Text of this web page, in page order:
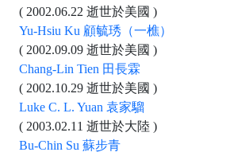
( 2002.06.22 逝世於美國 )
Yu-Hsiu Ku 顧毓琇（一樵）
( 2002.09.09 逝世於美國 )
Chang-Lin Tien 田長霖
( 2002.10.29 逝世於美國 )
Luke C. L. Yuan 袁家騮
( 2003.02.11 逝世於大陸 )
Bu-Chin Su 蘇步青